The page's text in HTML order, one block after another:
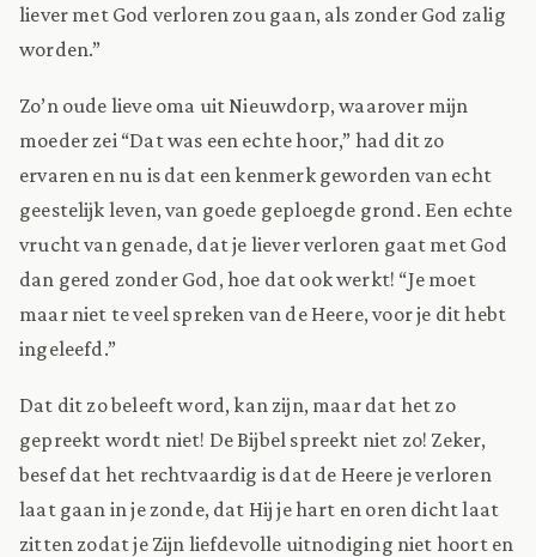
liever met God verloren zou gaan, als zonder God zalig
worden.”
Zo’n oude lieve oma uit Nieuwdorp, waarover mijn
moeder zei “Dat was een echte hoor,” had dit zo
ervaren en nu is dat een kenmerk geworden van echt
geestelijk leven, van goede geploegde grond. Een echte
vrucht van genade, dat je liever verloren gaat met God
dan gered zonder God, hoe dat ook werkt! “Je moet
maar niet te veel spreken van de Heere, voor je dit hebt
ingeleefd.”
Dat dit zo beleeft word, kan zijn, maar dat het zo
gepreekt wordt niet! De Bijbel spreekt niet zo! Zeker,
besef dat het rechtvaardig is dat de Heere je verloren
laat gaan in je zonde, dat Hij je hart en oren dicht laat
zitten zodat je Zijn liefdevolle uitnodiging niet hoort en